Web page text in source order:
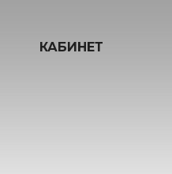
КАБИНЕТ